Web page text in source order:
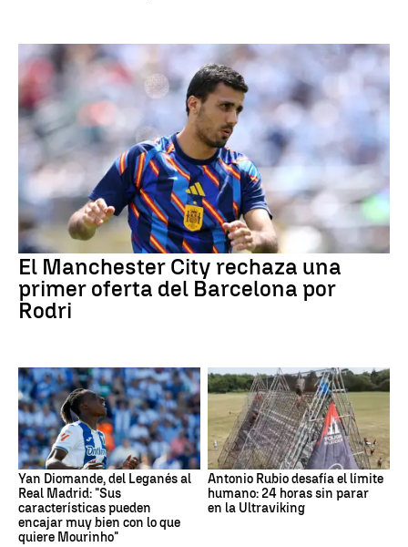
El Manchester City rechaza una
primer oferta del Barcelona por
Rodri
Yan Diomande, del Leganés al
Real Madrid: "Sus
características pueden
encajar muy bien con lo que
quiere Mourinho"
Antonio Rubio desafía el límite
humano: 24 horas sin parar
en la Ultraviking